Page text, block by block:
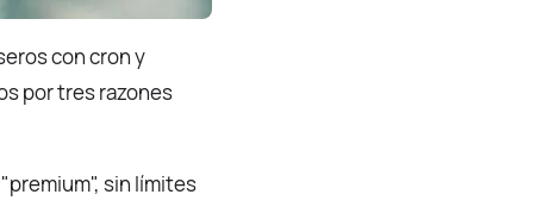
con cron y
por tres razones
sin límites